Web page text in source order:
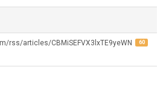
60
rss/articles/CBMiSEFVX3lxTE9yeWN